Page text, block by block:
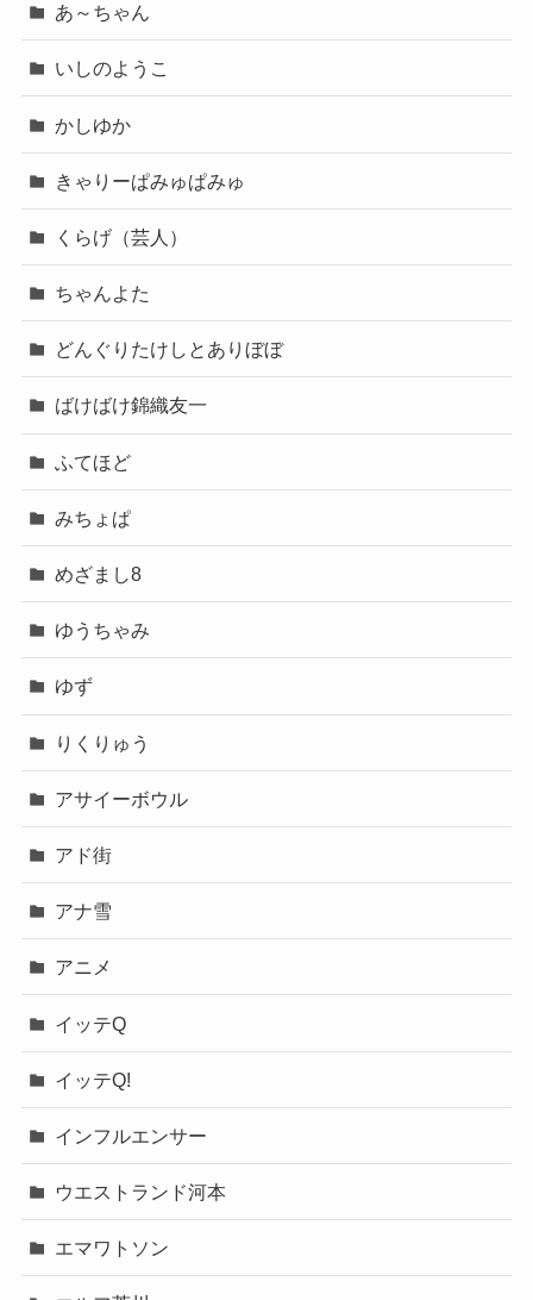
あ～ちゃん
いしのようこ
かしゆか
きゃりーぱみゅぱみゅ
くらげ（芸人）
ちゃんよた
どんぐりたけしとありぼぼ
ばけばけ錦織友一
ふてほど
みちょぱ
めざまし8
ゆうちゃみ
ゆず
りくりゅう
アサイーボウル
アド街
アナ雪
アニメ
イッテQ
イッテQ!
インフルエンサー
ウエストランド河本
エマワトソン